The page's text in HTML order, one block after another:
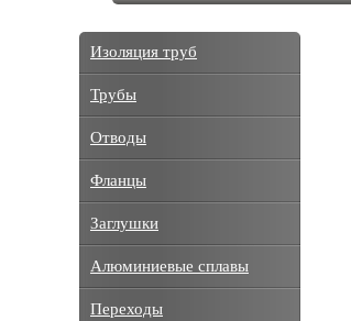
Изоляция труб
Трубы
Отводы
Фланцы
Заглушки
Алюминиевые сплавы
Переходы